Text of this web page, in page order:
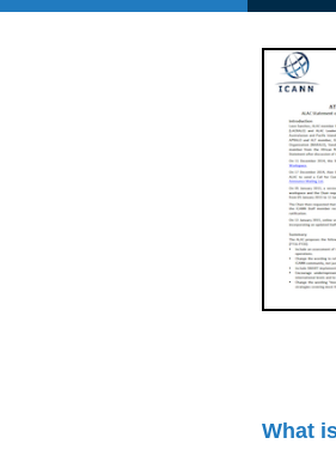
What